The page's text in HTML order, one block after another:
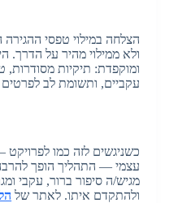
הצלחה במילוי טפסי
ולא ממילוי מהיר על הדרך.
ומוקפדת: תיקיות
עקביים, ותשומת לב
כשניגשים לזה כמו לפרויקט
עצמי — התהליך הופך
מגיש/ה סיפור ברור, עקבי
ולהתקדם איתו. לאתר של